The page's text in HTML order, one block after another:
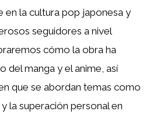
en la cultura pop japonesa y
seguidores a nivel
cómo la obra ha
del manga y el anime, así
que se abordan temas como
la superación personal en